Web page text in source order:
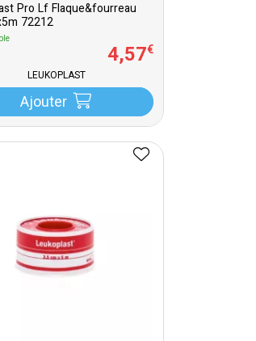
Pro Lf Flaque&fourreau
72212
4,57€
LEUKOPLAST
Ajouter